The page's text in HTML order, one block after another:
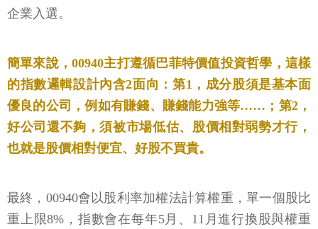
企業入選。
簡單來說，00940主打遵循巴菲特價值投資哲學，這樣
的指數邏輯設計內含2面向：第1，成分股須是基本面
優良的公司，例如有賺錢、賺錢能力強等……；第2，
好公司還不夠，須被市場低估、股價相對弱勢才行，
也就是股價相對便宜、好股不買貴。
最終，00940會以股利率加權法計算權重，單一個股比
重上限8%，指數會在每年5月、11月進行換股與權重